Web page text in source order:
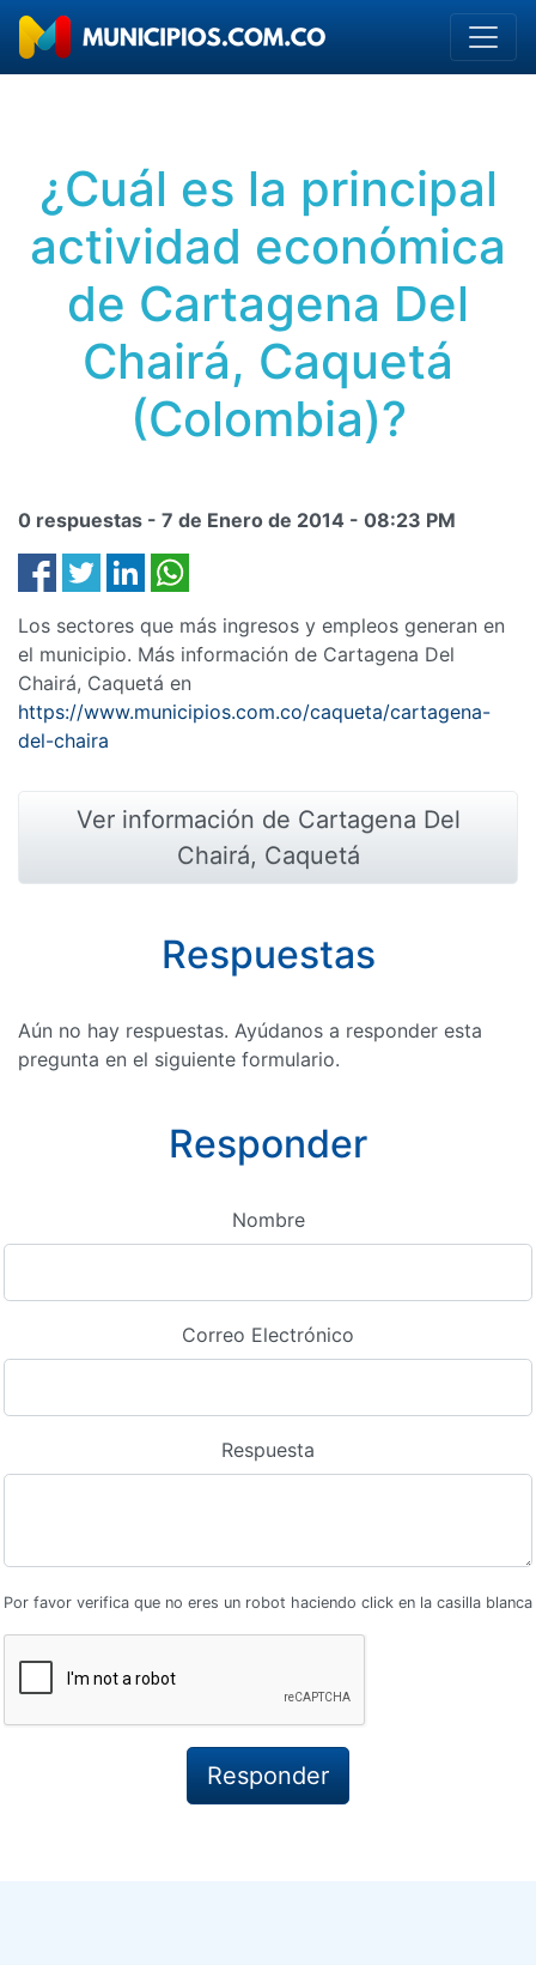
¿Cuál es la principal
actividad económica
de Cartagena Del
Chairá, Caquetá
(Colombia)?
0 respuestas - 7 de Enero de 2014 - 08:23 PM
Los sectores que más ingresos y empleos generan en
el municipio. Más información de Cartagena Del
Chairá, Caquetá en
https://www.municipios.com.co/caqueta/cartagena-
del-chaira
Ver información de Cartagena Del
Chairá, Caquetá
Respuestas
Aún no hay respuestas. Ayúdanos a responder esta
pregunta en el siguiente formulario.
Responder
Nombre
Correo Electrónico
Respuesta
Por favor verifica que no eres un robot haciendo click en la casilla blanca